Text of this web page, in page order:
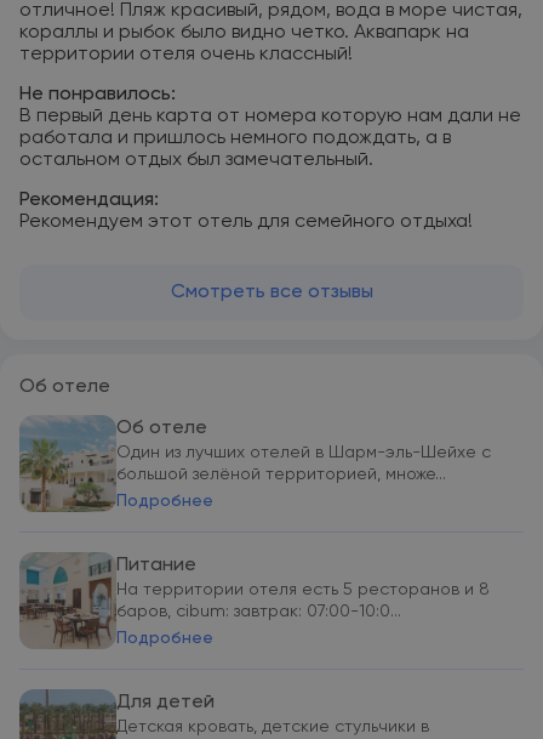
отличное! Пляж красивый, рядом, вода в море чистая,
кораллы и рыбок было видно четко. Аквапарк на
территории отеля очень классный!
Не понравилось:
В первый день карта от номера которую нам дали не
работала и пришлось немного подождать, а в
остальном отдых был замечательный.
Рекомендация:
Рекомендуем этот отель для семейного отдыха!
Смотреть все отзывы
Об отеле
Об отеле
Один из лучших отелей в Шарм-эль-Шейхе с
большой зелёной территорией, множе...
Подробнее
Питание
На территории отеля есть 5 ресторанов и 8
баров, cibum: завтрак: 07:00-10:0...
Подробнее
Для детей
Детская кровать, детские стульчики в